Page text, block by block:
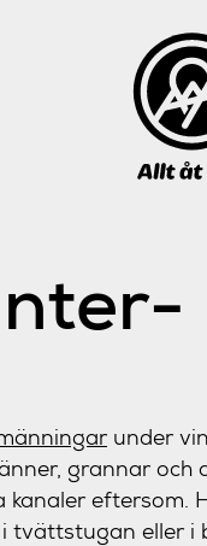
under
grannar
eftersom.
tvättstugan eller i